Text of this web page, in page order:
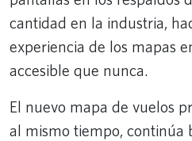
cantidad en la industria,
experiencia de los mapas
accesible que nunca.
El nuevo mapa de vuelos
al mismo tiempo, continúa